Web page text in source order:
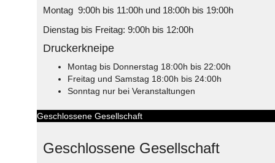
Montag 9:00h bis 11:00h und 18:00h bis 19:00h
Dienstag bis Freitag: 9:00h bis 12:00h
Druckerkneipe
Montag bis Donnerstag 18:00h bis 22:00h
Freitag und Samstag 18:00h bis 24:00h
Sonntag nur bei Veranstaltungen
Geschlossene Gesellschaft
Geschlossene Gesellschaft